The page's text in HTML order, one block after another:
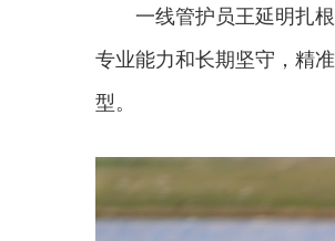
一线管护员王延明扎
专业能力和长期坚守，精
型。